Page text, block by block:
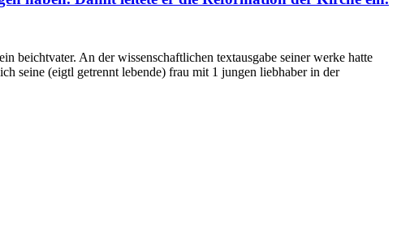
beichtvater. An der wissenschaftlichen textausgabe seiner werke hatte
seine (eigtl getrennt lebende) frau mit 1 jungen liebhaber in der